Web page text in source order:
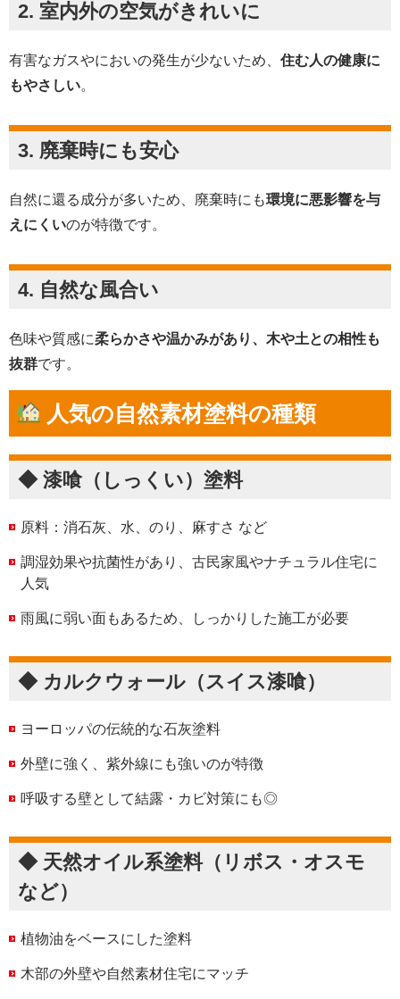
2. 室内外の空気がきれいに
有害なガスやにおいの発生が少ないため、 住む人の健康に
もやさしい。
3. 廃棄時にも安心
自然に還る成分が多いため、廃棄時にも環境に悪影響を与
えにくいのが特徴です。
4. 自然な風合い
色味や質感に柔らかさや温かみがあり、木や土との相性も
抜群です。
人気の自然素材塗料の種類
◆ 漆喰（しっくい）塗料
原料：消石灰、水、のり、麻すさ など
調湿効果や抗菌性があり、古民家風やナチュラル住宅に
人気
雨風に弱い面もあるため、しっかりした施工が必要
◆ カルクウォール（スイス漆喰）
ヨーロッパの伝統的な石灰塗料
外壁に強く、紫外線にも強いのが特徴
呼吸する壁として結露・カビ対策にも◎
◆ 天然オイル系塗料（リボス・オスモ
など）
植物油をベースにした塗料
木部の外壁や自然素材住宅にマッチ